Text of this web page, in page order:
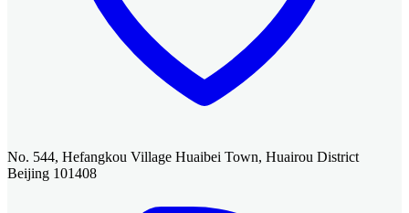
No. 544, Hefangkou Village Huaibei Town, Huairou District
Beijing 101408